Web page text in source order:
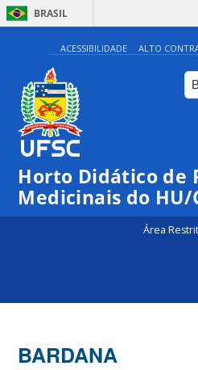
BRASIL
ACESSIBILIDADE ALTO
Horto Didático de
Medicinais do HU/
Área
BARDANA